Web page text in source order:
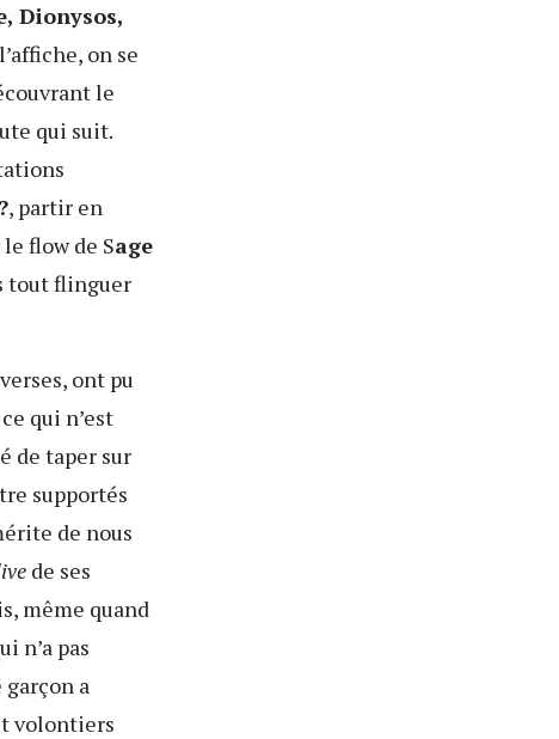
Dionysos,
on se
le
qui suit.
, partir en
flow de Sage
tout flinguer
ont pu
qui n’est
de taper sur
supportés
de nous
de ses
même quand
n’a pas
a
volontiers